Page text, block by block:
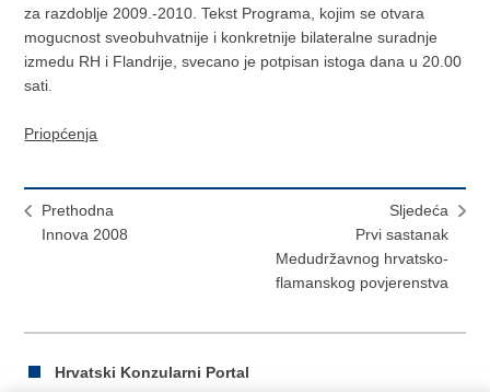
za razdoblje 2009.-2010. Tekst Programa, kojim se otvara
mogucnost sveobuhvatnije i konkretnije bilateralne suradnje
izmedu RH i Flandrije, svecano je potpisan istoga dana u 20.00
sati.
Priopćenja
Prethodna
Innova 2008
Sljedeća
Prvi sastanak
Medudržavnog hrvatsko-
flamanskog povjerenstva
Hrvatski Konzularni Portal